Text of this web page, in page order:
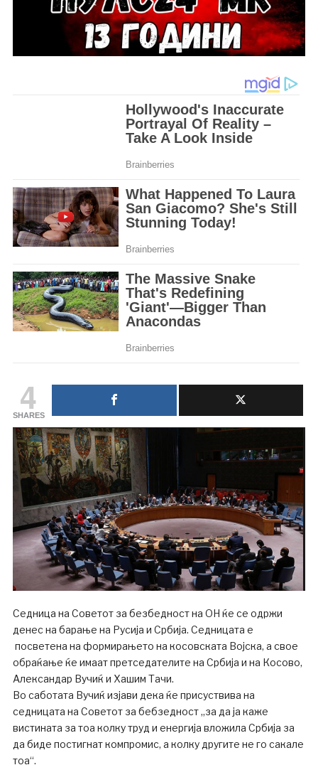
4
SHARES
Седница на Советот за безбедност на ОН ќе се одржи
денес на барање на Русија и Србија. Седницата е
посветена на формирањето на косовската Војска, а свое
обраќање ќе имаат претседателите на Србија и на Косово,
Александар Вучиќ и Хашим Тачи.
Во саботата Вучиќ изјави дека ќе присуствива на
седницата на Советот за бебзедност „за да ја каже
вистината за тоа колку труд и енергија вложила Србија за
да биде постигнат компромис, а колку другите не го сакале
тоа“.